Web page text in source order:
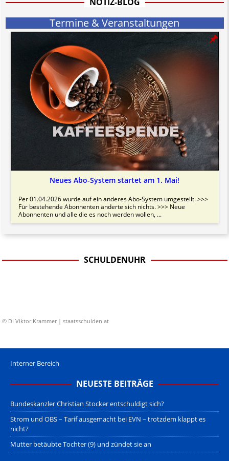
Termine & Veranstaltungen
Neues Abo-System startet am 1. Mai!
Per 01.04.2026 wurde auf ein anderes Abo-System umgestellt. >>>
Für bestehende Abonnenten änderte sich nichts. >>> Neue
Abonnenten und alle die es noch werden wollen, ...
SCHULDENUHR
© DI Viktor Krammer | staatsschulden.at
Interner Bereich
NEUESTE BEITRÄGE
Bundeskanzler Christian Stocker entschuldigt sich?
Strom und OBS – Tarif ausgemacht bei EVN – trotzdem klappt es
nicht?
Mutter betäubte Tochter (9) und zündet sie an